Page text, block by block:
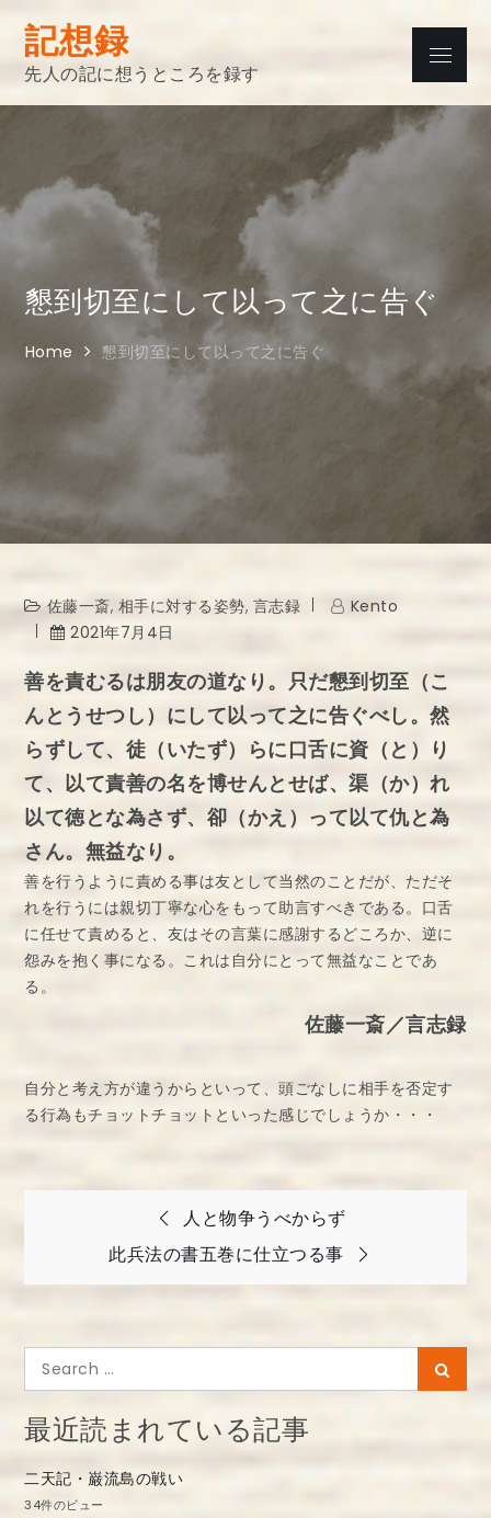
content
記想録
先人の記に想うところを録す
Menu
懇到切至にして以って之に告ぐ
Home 懇到切至にして以って之に告ぐ
佐藤一斎, 相手に対する姿勢, 言志録
Kento
2021年7月4日
善を責むるは朋友の道なり。只だ懇到切至（こ
んとうせつし）にして以って之に告ぐべし。然
らずして、徒（いたず）らに口舌に資（と）り
て、以て責善の名を博せんとせば、渠（か）れ
以て徳とな為さず、卻（かえ）って以て仇と為
さん。無益なり。
善を行うように責める事は友として当然のことだが、ただそ
れを行うには親切丁寧な心をもって助言すべきである。口舌
に任せて責めると、友はその言葉に感謝するどころか、逆に
怨みを抱く事になる。これは自分にとって無益なことであ
る。
佐藤一斎／言志録
自分と考え方が違うからといって、頭ごなしに相手を否定す
る行為もチョットチョットといった感じでしょうか・・・
ナ
ゲ
ー
シ
ョ
ン
人と物争うべからず
此兵法の書五巻に仕立つる事
Search
for:
最近読まれている記事
二天記・巌流島の戦い
34件のビュー